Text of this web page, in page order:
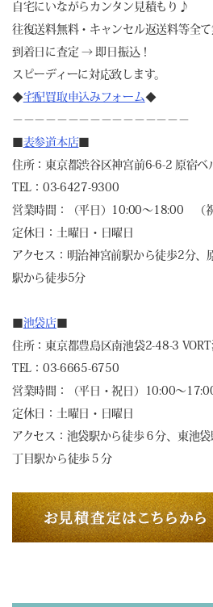
自宅にいながらカンタン見積もり♪
往復送料無料・キャンセル返送料等全て
到着日に査定 → 即日振込！
スピーディーに対応致します。
◆宅配買取申込みフォーム◆
－－－－－－－－－－－－－－－－
表参道本店
住所：東京都渋谷区神宮前6-6-2 原宿ベ
TEL：03-6427-9300
営業時間：（平日）10:00～18:00 （
定休日：土曜日・日曜日
アクセス：明治神宮前駅から徒歩2分、
駅から徒歩5分
池袋店
住所：東京都豊島区南池袋2-48-3
TEL：03-6665-6750
営業時間：（平日・祝日）10:00～
定休日：土曜日・日曜日
アクセス：池袋駅から徒歩６分、東池
丁目駅から徒歩５分